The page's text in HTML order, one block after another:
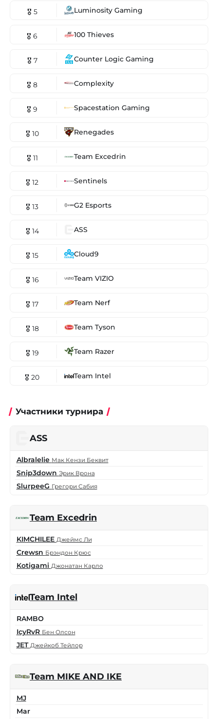
🎖 5 Luminosity Gaming
🎖 6 100 Thieves
🎖 7 Counter Logic Gaming
🎖 8 Complexity
🎖 9 Spacestation Gaming
🎖 10 Renegades
🎖 11 Team Excedrin
🎖 12 Sentinels
🎖 13 G2 Esports
🎖 14 ASS
🎖 15 Cloud9
🎖 16 Team VIZIO
🎖 17 Team Nerf
🎖 18 Team Tyson
🎖 19 Team Razer
🎖 20 Team Intel
Участники турнира
ASS
Albralelie Мак Кензи Беквит
Snip3down Эрик Врона
SlurpeeG Грегори Сабия
Team Excedrin
KIMCHILEE Джеймс Ли
Crewsn Брэндон Крюс
Kotigami Джонатан Карло
Team Intel
RAMBO
IcyRvR Бен Олсон
JET Джейкоб Тейлор
Team MIKE AND IKE
MJ
Mar